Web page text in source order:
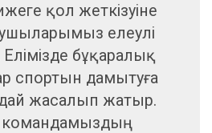
қол жеткізуіне
елеулі
бұқаралық
спортын дамытуға
жасалып жатыр.